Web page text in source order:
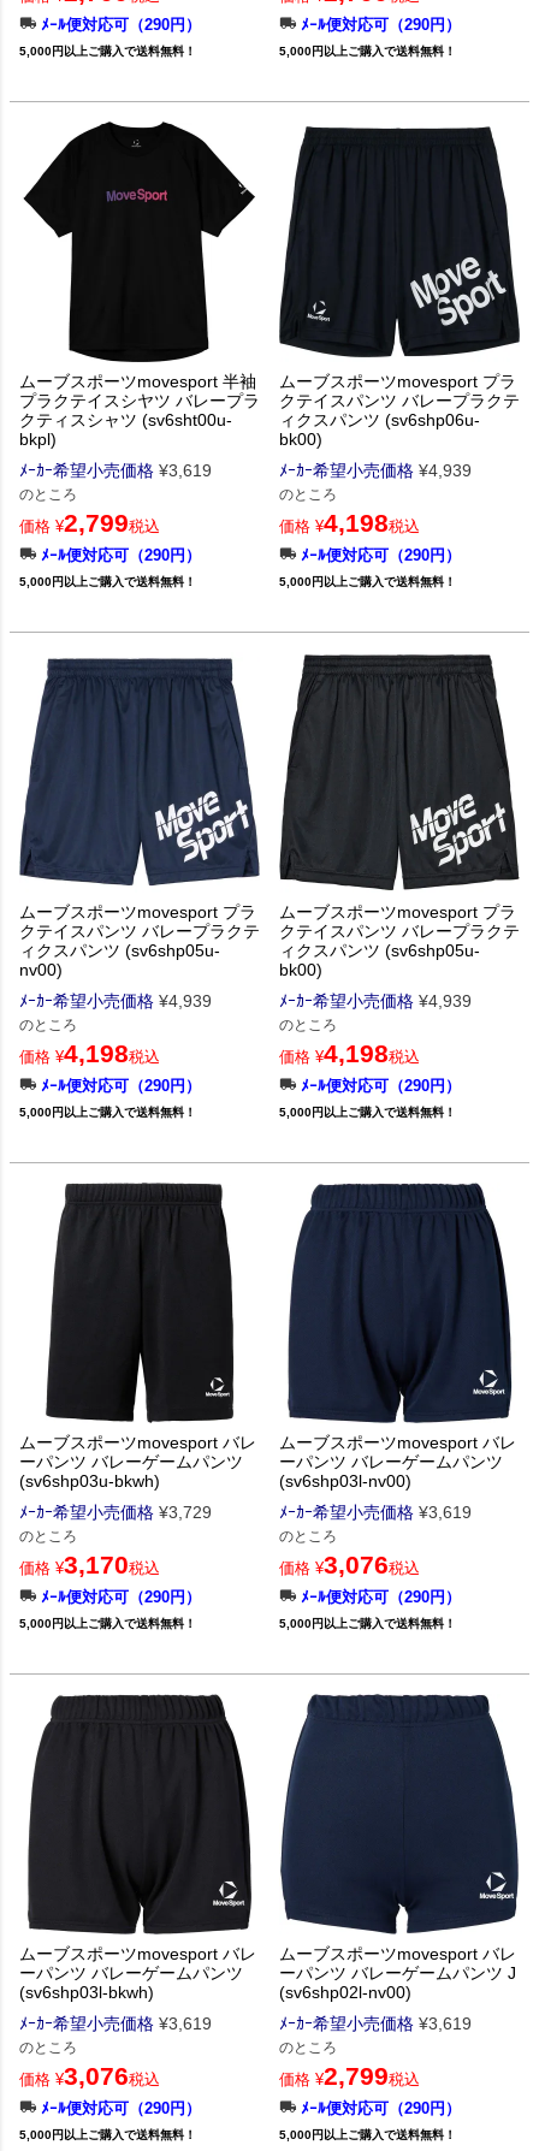
ﾒｰﾙ便対応可（290円）
5,000円以上ご購入で送料無料！
ﾒｰﾙ便対応可（290円）
5,000円以上ご購入で送料無料！
ムーブスポーツmovesport 半袖
プラクテイスシヤツ バレープラ
クティスシャツ (sv6sht00u-
bkpl)
ﾒｰｶｰ希望小売価格 ¥3,619
のところ
価格 ¥2,799税込
ﾒｰﾙ便対応可（290円）
5,000円以上ご購入で送料無料！
ムーブスポーツmovesport プラ
クテイスパンツ バレープラクテ
ィクスパンツ (sv6shp06u-
bk00)
ﾒｰｶｰ希望小売価格 ¥4,939
のところ
価格 ¥4,198税込
ﾒｰﾙ便対応可（290円）
5,000円以上ご購入で送料無料！
ムーブスポーツmovesport プラ
クテイスパンツ バレープラクテ
ィクスパンツ (sv6shp05u-
nv00)
ﾒｰｶｰ希望小売価格 ¥4,939
のところ
価格 ¥4,198税込
ﾒｰﾙ便対応可（290円）
5,000円以上ご購入で送料無料！
ムーブスポーツmovesport プラ
クテイスパンツ バレープラクテ
ィクスパンツ (sv6shp05u-
bk00)
ﾒｰｶｰ希望小売価格 ¥4,939
のところ
価格 ¥4,198税込
ﾒｰﾙ便対応可（290円）
5,000円以上ご購入で送料無料！
ムーブスポーツmovesport バレ
ーパンツ バレーゲームパンツ
(sv6shp03u-bkwh)
ﾒｰｶｰ希望小売価格 ¥3,729
のところ
価格 ¥3,170税込
ﾒｰﾙ便対応可（290円）
5,000円以上ご購入で送料無料！
ムーブスポーツmovesport バレ
ーパンツ バレーゲームパンツ
(sv6shp03l-nv00)
ﾒｰｶｰ希望小売価格 ¥3,619
のところ
価格 ¥3,076税込
ﾒｰﾙ便対応可（290円）
5,000円以上ご購入で送料無料！
ムーブスポーツmovesport バレ
ーパンツ バレーゲームパンツ
(sv6shp03l-bkwh)
ﾒｰｶｰ希望小売価格 ¥3,619
のところ
価格 ¥3,076税込
ﾒｰﾙ便対応可（290円）
5,000円以上ご購入で送料無料！
ムーブスポーツmovesport バレ
ーパンツ バレーゲームパンツ J
(sv6shp02l-nv00)
ﾒｰｶｰ希望小売価格 ¥3,619
のところ
価格 ¥2,799税込
ﾒｰﾙ便対応可（290円）
5,000円以上ご購入で送料無料！